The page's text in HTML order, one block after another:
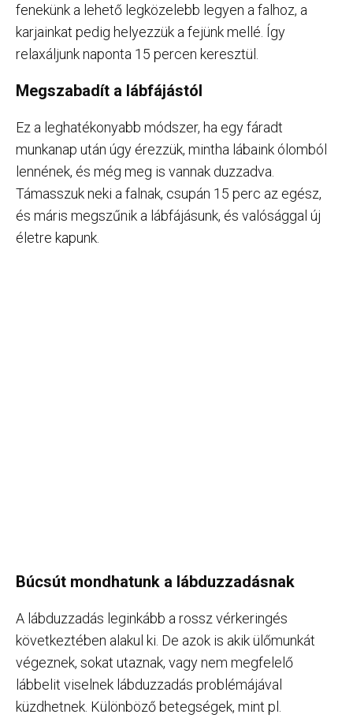
fenekünk a lehető legközelebb legyen a falhoz, a
karjainkat pedig helyezzük a fejünk mellé. Így
relaxáljunk naponta 15 percen keresztül.
Megszabadít a lábfájástól
Ez a leghatékonyabb módszer, ha egy fáradt
munkanap után úgy érezzük, mintha lábaink ólomból
lennének, és még meg is vannak duzzadva.
Támasszuk neki a falnak, csupán 15 perc az egész,
és máris megszűnik a lábfájásunk, és valósággal új
életre kapunk.
Búcsút mondhatunk a lábduzzadásnak
A lábduzzadás leginkább a rossz vérkeringés
következtében alakul ki. De azok is akik ülőmunkát
végeznek, sokat utaznak, vagy nem megfelelő
lábbelit viselnek lábduzzadás problémájával
küzdhetnek. Különböző betegségek, mint pl.